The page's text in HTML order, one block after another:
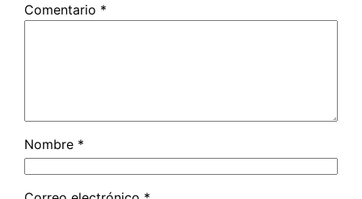
Comentario *
Nombre *